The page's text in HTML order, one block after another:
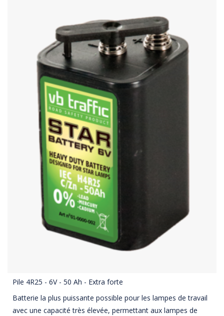
Pile 4R25 - 6V - 50 Ah - Extra forte
Batterie la plus puissante possible pour les lampes de travail
avec une capacité très élevée, permettant aux lampes de